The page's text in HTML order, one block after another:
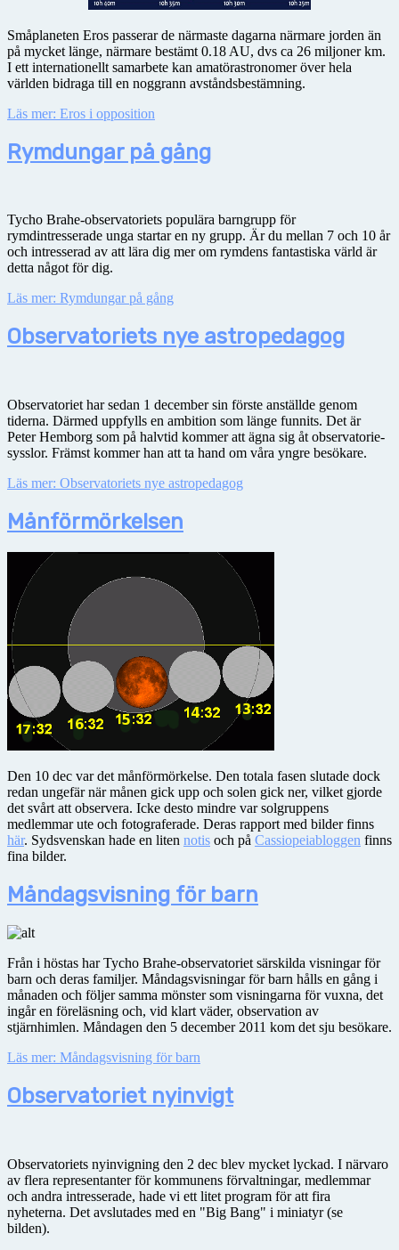
Småplaneten Eros passerar de närmaste dagarna närmare jorden än
på mycket länge, närmare bestämt 0.18 AU, dvs ca 26 miljoner km.
I ett internationellt samarbete kan amatörastronomer över hela
världen bidraga till en noggrann avståndsbestämning.
Läs mer: Eros i opposition
Rymdungar på gång
Tycho Brahe-observatoriets populära barngrupp för
rymdintresserade unga startar en ny grupp. Är du mellan 7 och 10 år
och intresserad av att lära dig mer om rymdens fantastiska värld är
detta något för dig.
Läs mer: Rymdungar på gång
Observatoriets nye astropedagog
Observatoriet har sedan 1 december sin förste anställde genom
tiderna. Därmed uppfylls en ambition som länge funnits. Det är
Peter Hemborg som på halvtid kommer att ägna sig åt observatorie-
sysslor. Främst kommer han att ta hand om våra yngre besökare.
Läs mer: Observatoriets nye astropedagog
Månförmörkelsen
Den 10 dec var det månförmörkelse. Den totala fasen slutade dock
redan ungefär när månen gick upp och solen gick ner, vilket gjorde
det svårt att observera. Icke desto mindre var solgruppens
medlemmar ute och fotograferade. Deras rapport med bilder finns
här. Sydsvenskan hade en liten notis och på Cassiopeiabloggen finns
fina bilder.
Måndagsvisning för barn
Från i höstas har Tycho Brahe-observatoriet särskilda visningar för
barn och deras familjer. Måndagsvisningar för barn hålls en gång i
månaden och följer samma mönster som visningarna för vuxna, det
ingår en föreläsning och, vid klart väder, observation av
stjärnhimlen. Måndagen den 5 december 2011 kom det sju besökare.
Läs mer: Måndagsvisning för barn
Observatoriet nyinvigt
Observatoriets nyinvigning den 2 dec blev mycket lyckad. I närvaro
av flera representanter för kommunens förvaltningar, medlemmar
och andra intresserade, hade vi ett litet program för att fira
nyheterna. Det avslutades med en "Big Bang" i miniatyr (se
bilden).